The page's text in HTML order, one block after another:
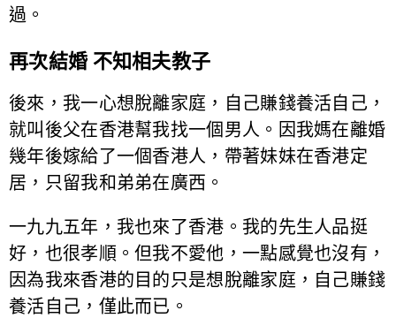
過。
再次結婚 不知相夫教子
後來，我一心想脫離家庭，自己賺錢養活自己，
就叫後父在香港幫我找一個男人。因我媽在離婚
幾年後嫁給了一個香港人，帶著妹妹在香港定
居，只留我和弟弟在廣西。
一九九五年，我也來了香港。我的先生人品挺
好，也很孝順。但我不愛他，一點感覺也沒有，
因為我來香港的目的只是想脫離家庭，自己賺錢
養活自己，僅此而已。